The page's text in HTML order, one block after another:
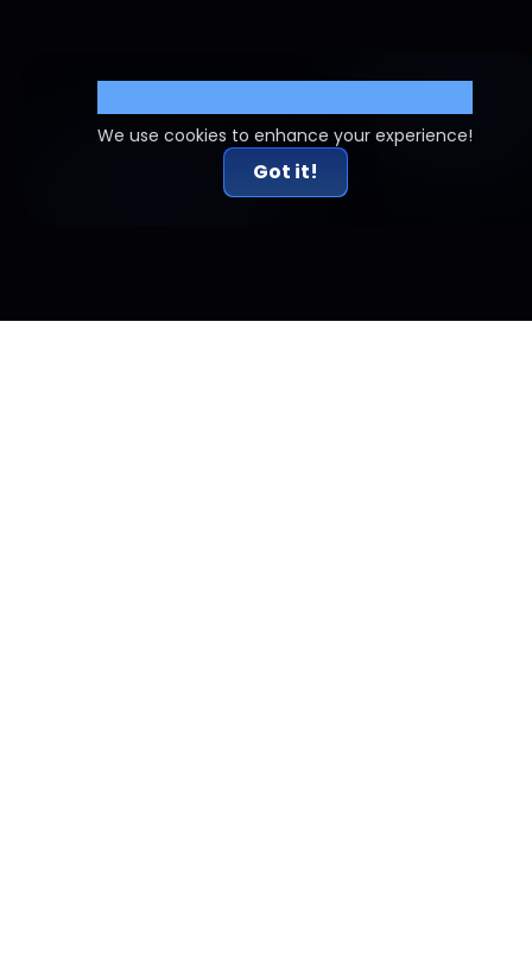
We use cookies to enhance your experience!
Got it!